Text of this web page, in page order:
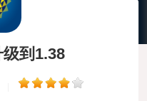
到1.38